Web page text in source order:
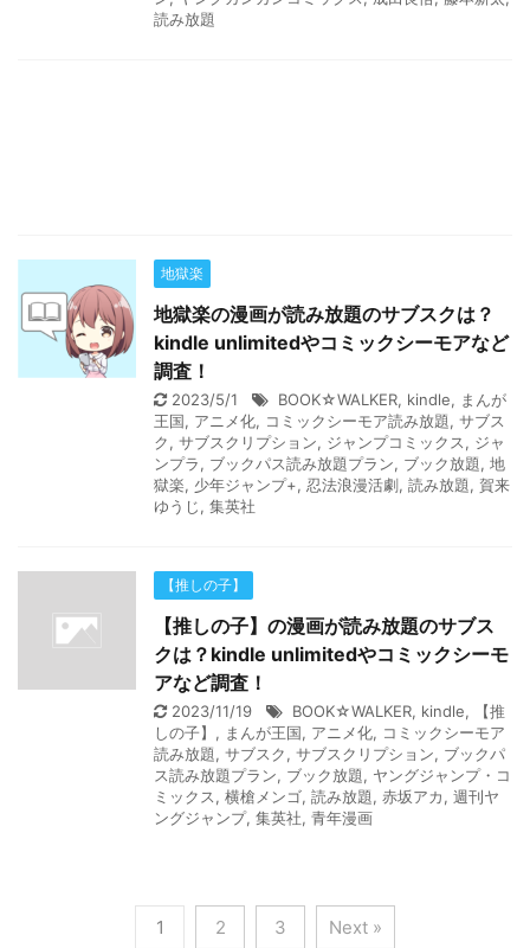
読み放題
地獄楽
地獄楽の漫画が読み放題のサブスクは？
kindle unlimitedやコミックシーモアなど
調査！
2023/5/1 BOOK☆WALKER, kindle, まんが
王国, アニメ化, コミックシーモア読み放題, サブス
ク, サブスクリプション, ジャンプコミックス, ジャ
ンプラ, ブックパス読み放題プラン, ブック放題, 地
獄楽, 少年ジャンプ+, 忍法浪漫活劇, 読み放題, 賀来
ゆうじ, 集英社
【推しの子】
【推しの子】の漫画が読み放題のサブス
クは？kindle unlimitedやコミックシーモ
アなど調査！
2023/11/19 BOOK☆WALKER, kindle,
【推
しの子】 , まんが王国, アニメ化, コミックシーモア
読み放題, サブスク, サブスクリプション, ブックパ
ス読み放題プラン, ブック放題, ヤングジャンプ・コ
ミックス, 横槍メンゴ, 読み放題, 赤坂アカ, 週刊ヤ
ングジャンプ, 集英社, 青年漫画
1 2 3 Next »